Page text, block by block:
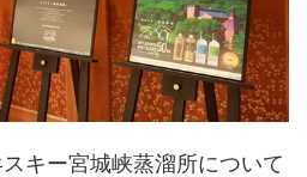
キー宮城峡蒸溜所について